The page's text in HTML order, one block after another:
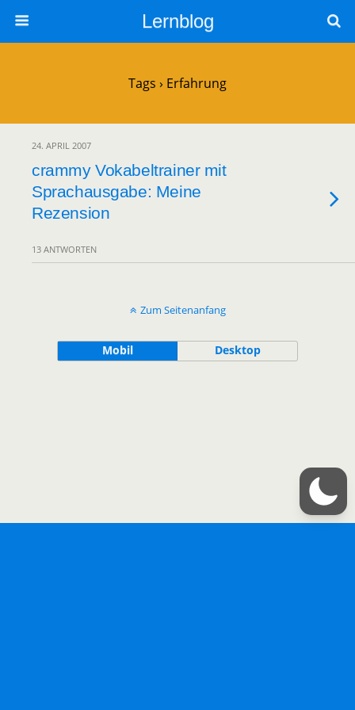
Lernblog
Tags › Erfahrung
24. APRIL 2007
crammy Vokabeltrainer mit
Sprachausgabe: Meine
Rezension
13 ANTWORTEN
Zum Seitenanfang
Mobil Desktop